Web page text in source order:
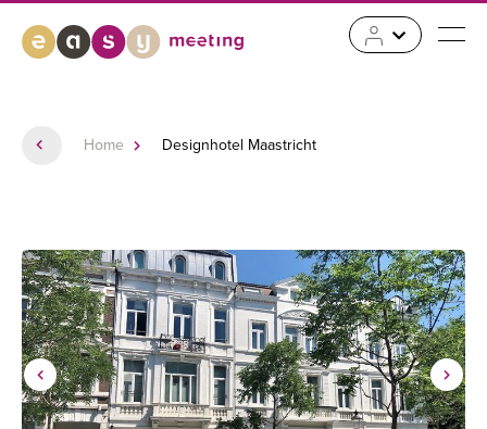
Home Designhotel Maastricht